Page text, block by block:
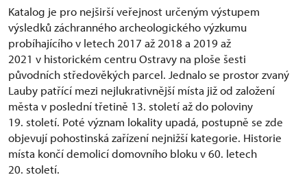
Katalog je pro nejširší veřejnost určeným výstupem
výsledků záchranného archeologického výzkumu
probíhajícího v letech 2017 až 2018 a 2019 až
2021 v historickém centru Ostravy na ploše šesti
původních středověkých parcel. Jednalo se prostor zvaný
Lauby patřící mezi nejlukrativnější místa již od založení
města v poslední třetině 13. století až do poloviny
19. století. Poté význam lokality upadá, postupně se zde
objevují pohostinská zařízení nejnižší kategorie. Historie
místa končí demolicí domovního bloku v 60. letech
20. století.